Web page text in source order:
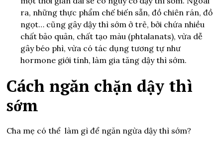
ra, những thực phẩm chế biến sẵn, đồ chiên rán, đồ
ngọt… cũng gây dậy thì sớm ở trẻ, bởi chứa nhiều
chất bảo quản, chất tạo màu (phtalanats), vừa dễ
gây béo phì, vừa có tác dụng tương tự như
hormone giới tính, làm gia tăng dậy thì sớm.
Cách ngăn chặn dậy thì
sớm
Cha mẹ có thể làm gìđể ngăn ngừa dậy thì sớm?